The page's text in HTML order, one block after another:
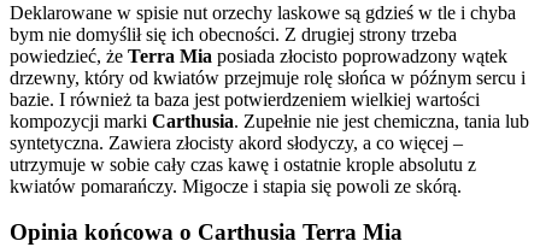
Deklarowane w spisie nut orzechy laskowe są gdzieś w tle i chyba
bym nie domyślił się ich obecności. Z drugiej strony trzeba
powiedzieć, że Terra Mia posiada złocisto poprowadzony wątek
drzewny, który od kwiatów przejmuje rolę słońca w późnym sercu i
bazie. I również ta baza jest potwierdzeniem wielkiej wartości
kompozycji marki Carthusia. Zupełnie nie jest chemiczna, tania lub
syntetyczna. Zawiera złocisty akord słodyczy, a co więcej –
utrzymuje w sobie cały czas kawę i ostatnie krople absolutu z
kwiatów pomarańczy. Migocze i stapia się powoli ze skórą.
Opinia końcowa o Carthusia Terra Mia